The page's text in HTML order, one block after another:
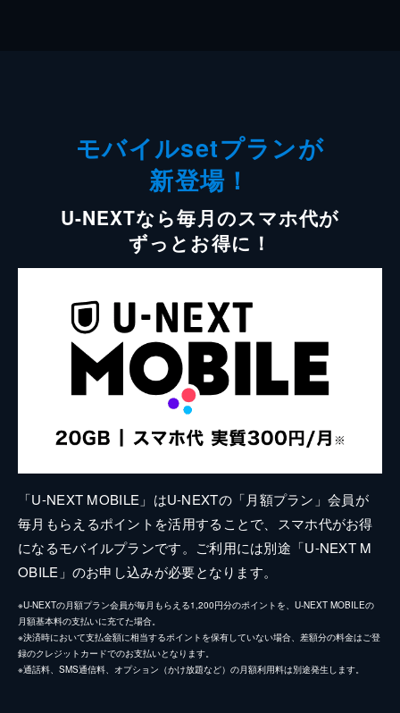
モバイルsetプランが
新登場！
U-NEXTなら毎月のスマホ代が
ずっとお得に！
「U-NEXT MOBILE」はU-NEXTの「月額プラン」会員が
毎月もらえるポイントを活用することで、スマホ代がお得
になるモバイルプランです。ご利用には別途「U-NEXT M
OBILE」のお申し込みが必要となります。
※U-NEXTの月額プラン会員が毎月もらえる1,200円分のポイントを、U-NEXT MOBILEの
月額基本料の支払いに充てた場合。
※決済時において支払金額に相当するポイントを保有していない場合、差額分の料金はご登
録のクレジットカードでのお支払いとなります。
※通話料、SMS通信料、オプション（かけ放題など）の月額利用料は別途発生します。